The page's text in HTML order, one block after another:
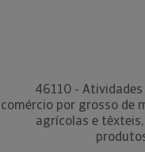
46110 -
comércio por grosso de
agrícolas e